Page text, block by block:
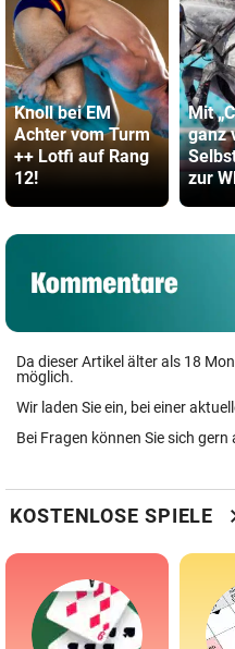
Knoll bei EM
Achter vom Turm
++ Lotfi auf Rang
12!
Mit
ganz
zur
Da dieser Artikel älter als 18
möglich.
Wir laden Sie ein, bei einer
Bei Fragen können Sie sich
KOSTENLOSE SPIELE